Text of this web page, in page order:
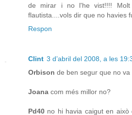
de mirar i no l'he vist!!!!
flautista....vols dir que no havies
Respon
Clint 3 d’abril del 2008, a les
Orbison de ben segur que no
Joana com més millor no?
Pd40 no hi havia caigut en